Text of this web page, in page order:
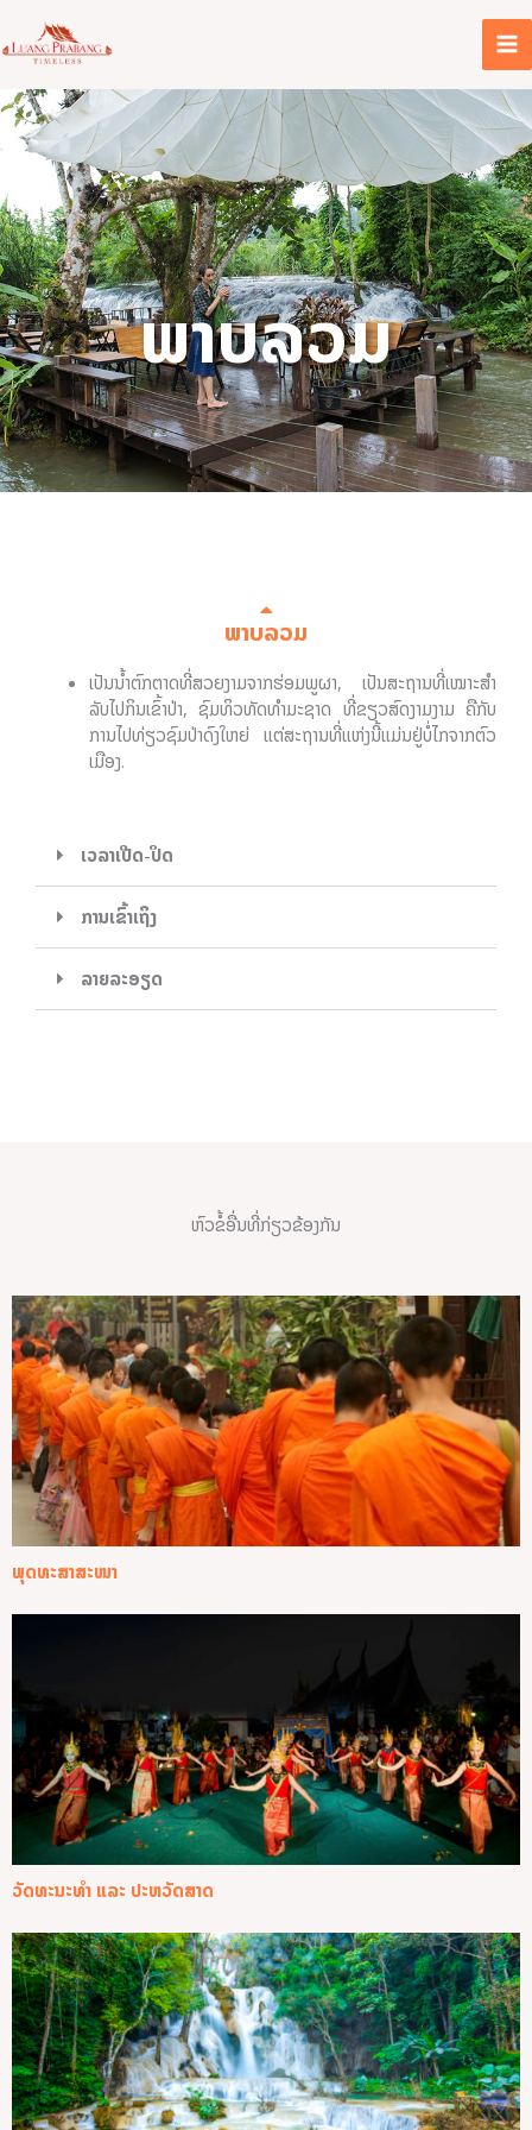
ໄປ
ເນື້ອຫາ
ພາບລວມ
ພາບລວມ
ເປັນນໍ້າຕົກຕາດທີ່ສວຍງາມຈາກຮ່ອມພູຜາ, ເປັນສະຖານທີ່ເໝາະສໍາ
ລັບໄປກິນເຂົ້າປ່າ, ຊົມທິວທັດທໍາມະຊາດ ທີ່ຂຽວສົດງາມງາມ ຄືກັບ
ການໄປທ່ຽວຊົມປ່າດົງໃຫຍ່ ແຕ່ສະຖານທີ່ແຫ່ງນີ້ແມ່ນຢູ່ບໍ່ໄກຈາກຕົວ
ເມືອງ.
ເວລາເປີດ-ປິດ
ການເຂົ້າເຖິງ
ລາຍລະອຽດ
ຫົວຂໍ້ອື່ນທີ່ກ່ຽວຂ້ອງກັນ
ພຸດທະສາສະໜາ
ວັດທະນະທຳ ແລະ ປະຫວັດສາດ